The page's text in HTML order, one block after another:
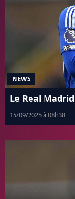
NEWS
Le Real
15/09/2025 à 08h38